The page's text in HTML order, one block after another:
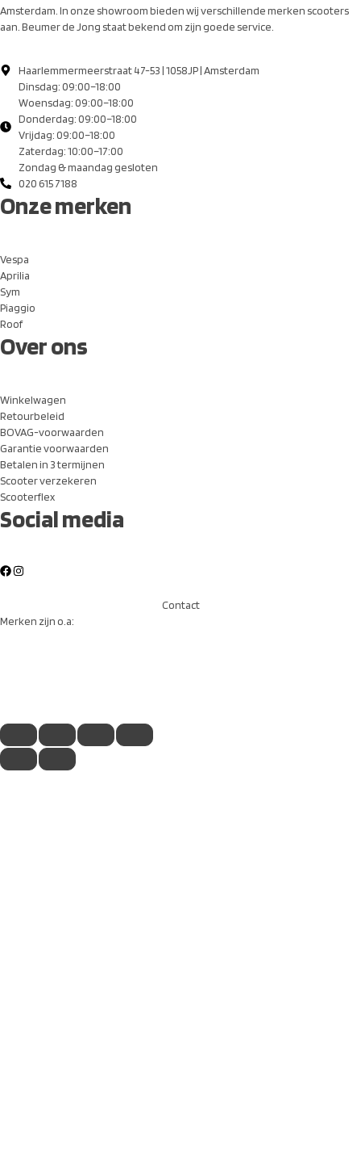
Amsterdam. In onze showroom bieden wij verschillende merken scooters
aan. Beumer de Jong staat bekend om zijn goede service.
Haarlemmermeerstraat 47-53 | 1058JP | Amsterdam
Dinsdag: 09:00–18:00
Woensdag: 09:00–18:00
Donderdag: 09:00–18:00
Vrijdag: 09:00–18:00
Zaterdag: 10:00–17:00
Zondag & maandag gesloten
020 615 7188
Onze merken
Vespa
Aprilia
Sym
Piaggio
Roof
Over ons
Winkelwagen
Retourbeleid
BOVAG-voorwaarden
Garantie voorwaarden
Betalen in 3 termijnen
Scooter verzekeren
Scooterflex
Social media
Merken zijn o.a:
Contact